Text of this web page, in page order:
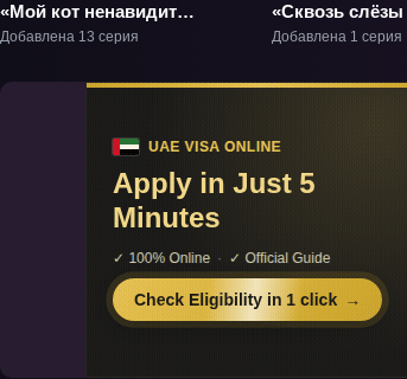
«Мой кот ненавидит
меня» ТВ-1
Добавлена 13 серия
«Сквозь слёзы
притворяюсь
Добавлена 1 серия